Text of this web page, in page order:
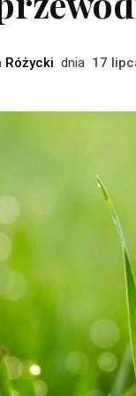
Różycki dnia 17